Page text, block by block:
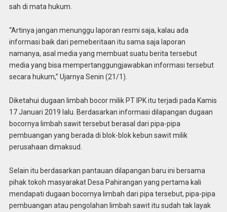
sah di mata hukum.
“Artinya jangan menunggu laporan resmi saja, kalau ada
informasi baik dari pemeberitaan itu sama saja laporan
namanya, asal media yang membuat suatu berita tersebut
media yang bisa mempertanggungjawabkan informasi tersebut
secara hukum,” Ujarnya Senin (21/1).
Diketahui dugaan limbah bocor milik PT IPK itu terjadi pada Kamis
17 Januari 2019 lalu. Berdasarkan informasi dilapangan dugaan
bocornya limbah sawit tersebut berasal dari pipa-pipa
pembuangan yang berada di blok-blok kebun sawit milik
perusahaan dimaksud.
Selain itu berdasarkan pantauan dilapangan baru ini bersama
pihak tokoh masyarakat Desa Pahirangan yang pertama kali
mendapati dugaan bocornya limbah dari pipa tersebut, pipa-pipa
pembuangan atau pengolahan limbah sawit itu sudah tak layak